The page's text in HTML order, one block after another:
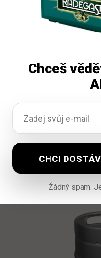
Lobkowicz
Chceš
Žádný spam.